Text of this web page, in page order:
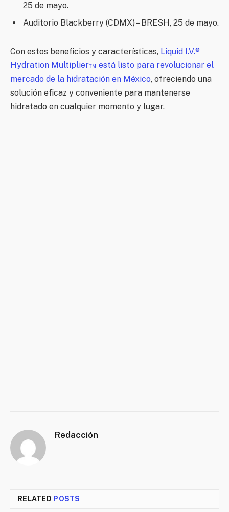
25 de mayo.
Auditorio Blackberry (CDMX) – BRESH, 25 de mayo.
Con estos beneficios y características, Liquid I.V.®
Hydration Multiplier™ está listo para revolucionar el
mercado de la hidratación en México, ofreciendo una
solución eficaz y conveniente para mantenerse
hidratado en cualquier momento y lugar.
Redacción
RELATED POSTS